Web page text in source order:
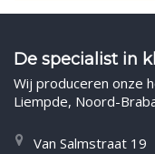
De specialist in
Wij produceren onze
Liempde, Noord-
Van Salmstraat 19